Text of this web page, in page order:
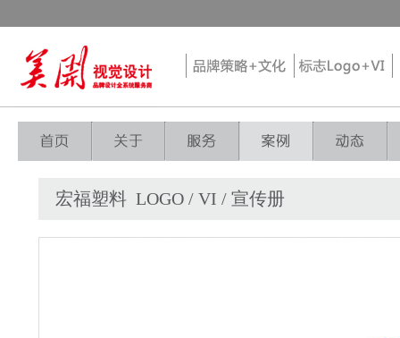
宏福塑料 LOGO / VI / 宣传册